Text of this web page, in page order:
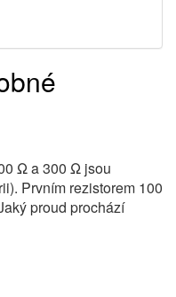
Ω a 300 Ω jsou
Prvním rezistorem 100
proud prochází